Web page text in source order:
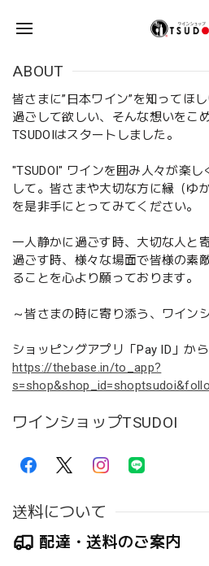
ABOUT
皆さまに”日本ワイン”を知ってほ
過ごして欲しい、そんな想いをこ
TSUDOIはスタートしました。
"TSUDOI" ワインを囲み人々が楽
して。皆さまや大切な方に縁（ゆ
を是非手にとってみてください。
一人静かに過ごす時、大切な人と
過ごす時、様々な場面で皆様の素
ることを心より願っております。
～皆さまの時に寄り添う、ワイン
ショッピングアプリ「Pay ID」か
https://thebase.in/to_app?
ワインショップTSUDOI
送料について
配達・送料のご案内